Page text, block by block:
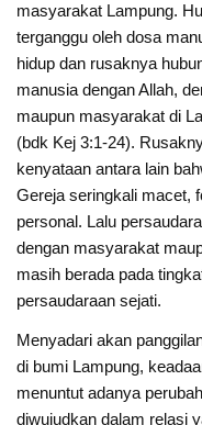
masyarakat Lampung.
terganggu oleh dosa
hidup dan rusaknya
manusia dengan Allah,
maupun masyarakat di
(bdk Kej 3:1-24).
kenyataan antara lain
Gereja seringkali macet,
personal. Lalu
dengan masyarakat
masih berada pada
persaudaraan sejati.
Menyadari akan
di bumi Lampung,
menuntut adanya
diwujudkan dalam relasi